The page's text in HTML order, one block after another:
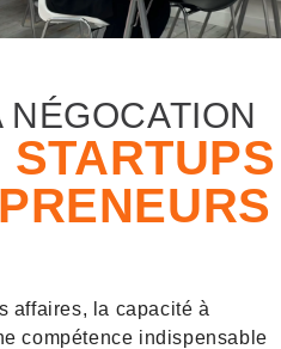
affaires, la capacité à
compétence indispensable